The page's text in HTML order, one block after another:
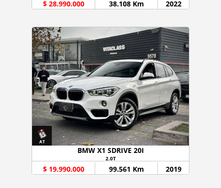
$ 28.990.000 38.108 Km 2022
BMW X1 SDRIVE 20I
2.0T
$ 19.990.000 99.561 Km 2019